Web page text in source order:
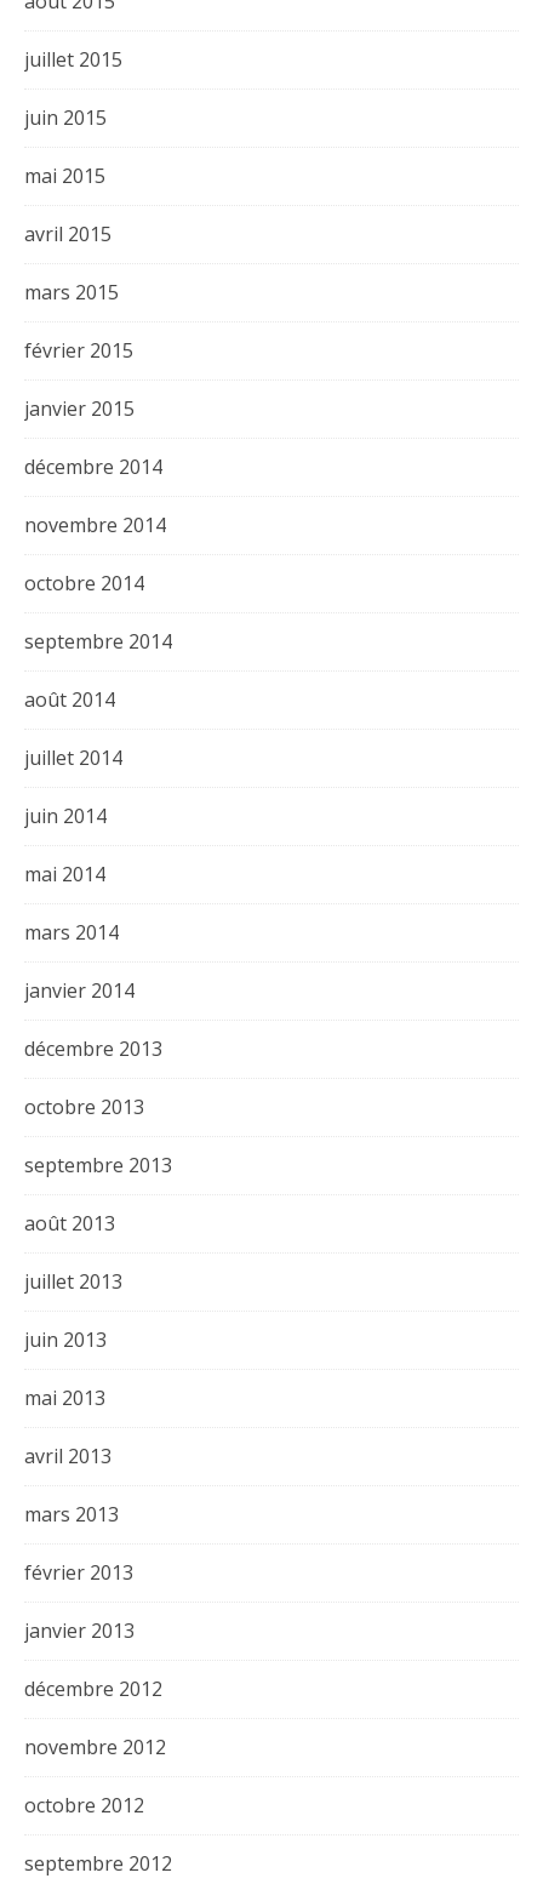
juillet 2015
juin 2015
mai 2015
avril 2015
mars 2015
février 2015
janvier 2015
décembre 2014
novembre 2014
octobre 2014
septembre 2014
août 2014
juillet 2014
juin 2014
mai 2014
mars 2014
janvier 2014
décembre 2013
octobre 2013
septembre 2013
août 2013
juillet 2013
juin 2013
mai 2013
avril 2013
mars 2013
février 2013
janvier 2013
décembre 2012
novembre 2012
octobre 2012
septembre 2012